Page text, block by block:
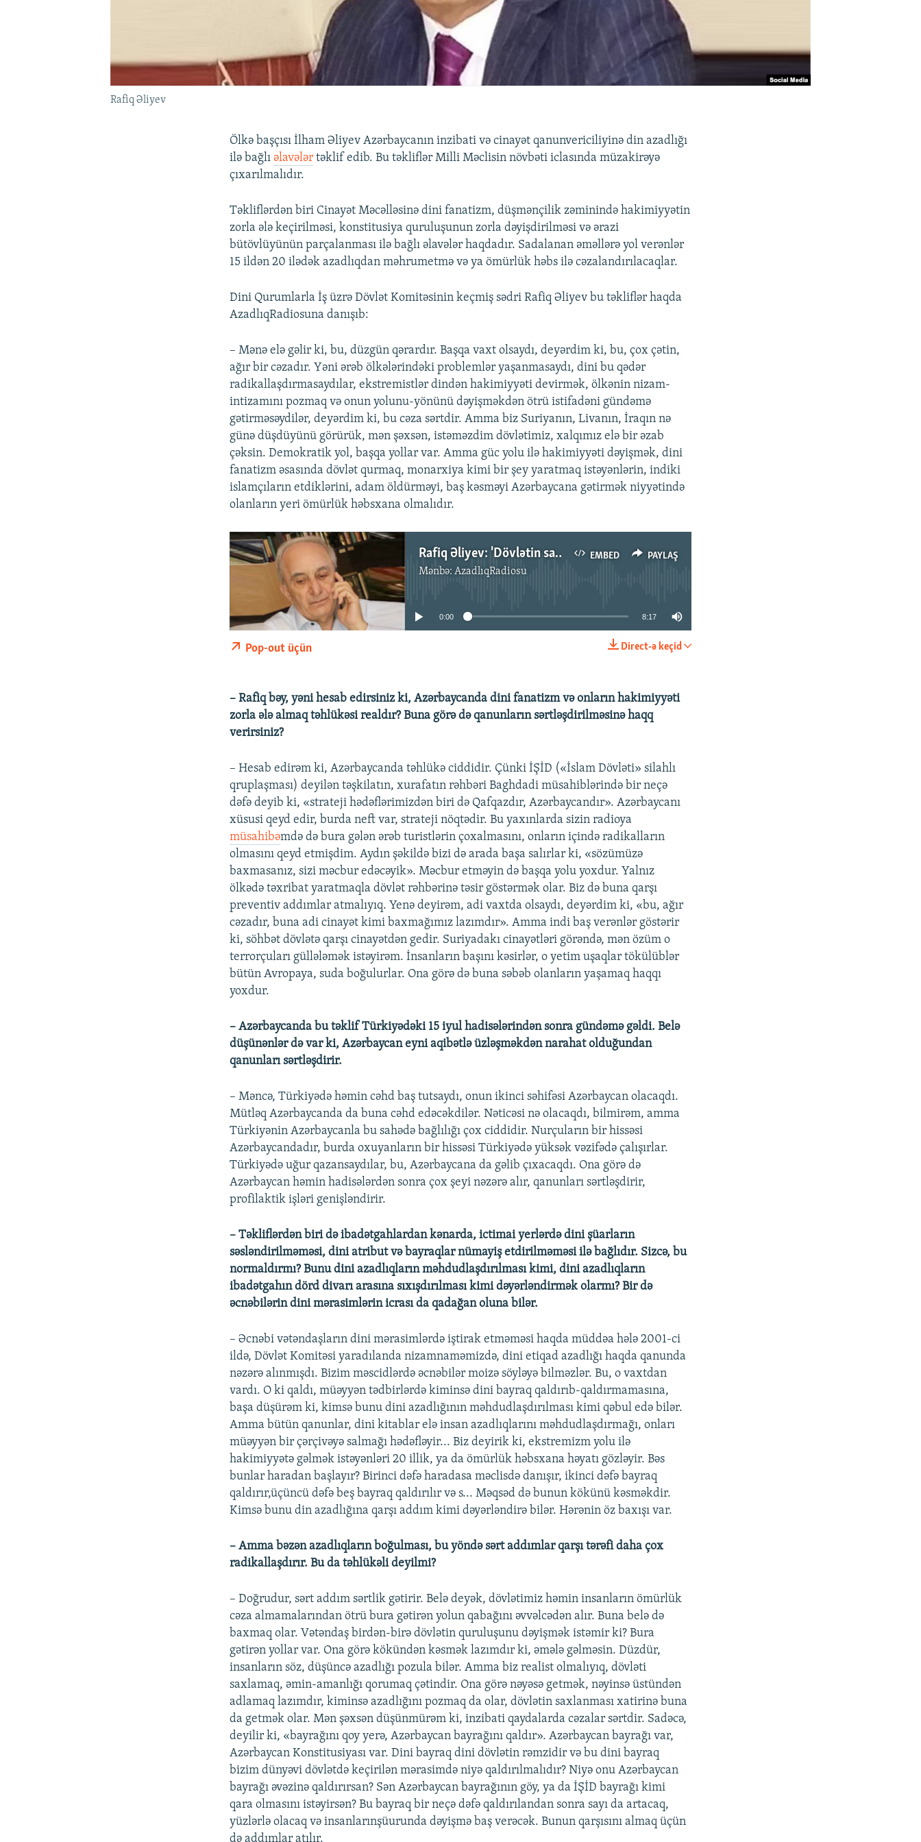
Rafiq Əliyev
Ölkə başçısı İlham Əliyev Azərbaycanın inzibati və cinayət qanunvericiliyinə din azadlığı
ilə bağlı əlavələr təklif edib. Bu təkliflər Milli Məclisin növbəti iclasında müzakirəyə
çıxarılmalıdır.
Təkliflərdən biri Cinayət Məcəlləsinə dini fanatizm, düşmənçilik zəminində hakimiyyətin
zorla ələ keçirilməsi, konstitusiya quruluşunun zorla dəyişdirilməsi və ərazi
bütövlüyünün parçalanması ilə bağlı əlavələr haqdadır. Sadalanan əməllərə yol verənlər
15 ildən 20 ilədək azadlıqdan məhrumetmə və ya ömürlük həbs ilə cəzalandırılacaqlar.
Dini Qurumlarla İş üzrə Dövlət Komitəsinin keçmiş sədri Rafiq Əliyev bu təkliflər haqda
AzadlıqRadiosuna danışıb:
– Mənə elə gəlir ki, bu, düzgün qərardır. Başqa vaxt olsaydı, deyərdim ki, bu, çox çətin,
ağır bir cəzadır. Yəni ərəb ölkələrindəki problemlər yaşanmasaydı, dini bu qədər
radikallaşdırmasaydılar, ekstremistlər dindən hakimiyyəti devirmək, ölkənin nizam-
intizamını pozmaq və onun yolunu-yönünü dəyişməkdən ötrü istifadəni gündəmə
gətirməsəydilər, deyərdim ki, bu cəza sərtdir. Amma biz Suriyanın, Livanın, İraqın nə
günə düşdüyünü görürük, mən şəxsən, istəməzdim dövlətimiz, xalqımız elə bir əzab
çəksin. Demokratik yol, başqa yollar var. Amma güc yolu ilə hakimiyyəti dəyişmək, dini
fanatizm əsasında dövlət qurmaq, monarxiya kimi bir şey yaratmaq istəyənlərin, indiki
islamçıların etdiklərini, adam öldürməyi, baş kəsməyi Azərbaycana gətirmək niyyətində
olanların yeri ömürlük həbsxana olmalıdır.
EMBED PAYLAŞ
Rafiq Əliyev: 'Dövlətin saxlanması xatirinə kiminsə azadlığını pozmaq da olar' [audio]
Mənbə:AzadlıqRadiosu
No media source currently available
0:00 8:17
Direct-ə keçid
Pop-out üçün
– Rafiq bəy, yəni hesab edirsiniz ki, Azərbaycanda dini fanatizm və onların hakimiyyəti
zorla ələ almaq təhlükəsi realdır? Buna görə də qanunların sərtləşdirilməsinə haqq
verirsiniz?
– Hesab edirəm ki, Azərbaycanda təhlükə ciddidir. Çünki İŞİD («İslam Dövləti» silahlı
qruplaşması) deyilən təşkilatın, xurafatın rəhbəri Baghdadi müsahiblərində bir neçə
dəfə deyib ki, «strateji hədəflərimizdən biri də Qafqazdır, Azərbaycandır». Azərbaycanı
xüsusi qeyd edir, burda neft var, strateji nöqtədir. Bu yaxınlarda sizin radioya
müsahibəmdə də bura gələn ərəb turistlərin çoxalmasını, onların içində radikalların
olmasını qeyd etmişdim. Aydın şəkildə bizi də arada başa salırlar ki, «sözümüzə
baxmasanız, sizi məcbur edəcəyik». Məcbur etməyin də başqa yolu yoxdur. Yalnız
ölkədə təxribat yaratmaqla dövlət rəhbərinə təsir göstərmək olar. Biz də buna qarşı
preventiv addımlar atmalıyıq. Yenə deyirəm, adi vaxtda olsaydı, deyərdim ki, «bu, ağır
cəzadır, buna adi cinayət kimi baxmağımız lazımdır». Amma indi baş verənlər göstərir
ki, söhbət dövlətə qarşı cinayətdən gedir. Suriyadakı cinayətləri görəndə, mən özüm o
terrorçuları güllələmək istəyirəm. İnsanların başını kəsirlər, o yetim uşaqlar tökülüblər
bütün Avropaya, suda boğulurlar. Ona görə də buna səbəb olanların yaşamaq haqqı
yoxdur.
– Azərbaycanda bu təklif Türkiyədəki 15 iyul hadisələrindən sonra gündəmə gəldi. Belə
düşünənlər də var ki, Azərbaycan eyni aqibətlə üzləşməkdən narahat olduğundan
qanunları sərtləşdirir.
– Məncə, Türkiyədə həmin cəhd baş tutsaydı, onun ikinci səhifəsi Azərbaycan olacaqdı.
Mütləq Azərbaycanda da buna cəhd edəcəkdilər. Nəticəsi nə olacaqdı, bilmirəm, amma
Türkiyənin Azərbaycanla bu sahədə bağlılığı çox ciddidir. Nurçuların bir hissəsi
Azərbaycandadır, burda oxuyanların bir hissəsi Türkiyədə yüksək vəzifədə çalışırlar.
Türkiyədə uğur qazansaydılar, bu, Azərbaycana da gəlib çıxacaqdı. Ona görə də
Azərbaycan həmin hadisələrdən sonra çox şeyi nəzərə alır, qanunları sərtləşdirir,
profilaktik işləri genişləndirir.
– Təkliflərdən biri də ibadətgahlardan kənarda, ictimai yerlərdə dini şüarların
səsləndirilməməsi, dini atribut və bayraqlar nümayiş etdirilməməsi ilə bağlıdır. Sizcə, bu
normaldırmı? Bunu dini azadlıqların məhdudlaşdırılması kimi, dini azadlıqların
ibadətgahın dörd divarı arasına sıxışdırılması kimi dəyərləndirmək olarmı? Bir də
əcnəbilərin dini mərasimlərin icrası da qadağan oluna bilər.
– Əcnəbi vətəndaşların dini mərasimlərdə iştirak etməməsi haqda müddəa hələ 2001-ci
ildə, Dövlət Komitəsi yaradılanda nizamnaməmizdə, dini etiqad azadlığı haqda qanunda
nəzərə alınmışdı. Bizim məscidlərdə əcnəbilər moizə söyləyə bilməzlər. Bu, o vaxtdan
vardı. O ki qaldı, müəyyən tədbirlərdə kiminsə dini bayraq qaldırıb-qaldırmamasına,
başa düşürəm ki, kimsə bunu dini azadlığının məhdudlaşdırılması kimi qəbul edə bilər.
Amma bütün qanunlar, dini kitablar elə insan azadlıqlarını məhdudlaşdırmağı, onları
müəyyən bir çərçivəyə salmağı hədəfləyir... Biz deyirik ki, ekstremizm yolu ilə
hakimiyyətə gəlmək istəyənləri 20 illik, ya da ömürlük həbsxana həyatı gözləyir. Bəs
bunlar haradan başlayır? Birinci dəfə haradasa məclisdə danışır, ikinci dəfə bayraq
qaldırır,üçüncü dəfə beş bayraq qaldırılır və s... Məqsəd də bunun kökünü kəsməkdir.
Kimsə bunu din azadlığına qarşı addım kimi dəyərləndirə bilər. Hərənin öz baxışı var.
– Amma bəzən azadlıqların boğulması, bu yöndə sərt addımlar qarşı tərəfi daha çox
radikallaşdırır. Bu da təhlükəli deyilmi?
– Doğrudur, sərt addım sərtlik gətirir. Belə deyək, dövlətimiz həmin insanların ömürlük
cəza almamalarından ötrü bura gətirən yolun qabağını əvvəlcədən alır. Buna belə də
baxmaq olar. Vətəndaş birdən-birə dövlətin quruluşunu dəyişmək istəmir ki? Bura
gətirən yollar var. Ona görə kökündən kəsmək lazımdır ki, əmələ gəlməsin. Düzdür,
insanların söz, düşüncə azadlığı pozula bilər. Amma biz realist olmalıyıq, dövləti
saxlamaq, əmin-amanlığı qorumaq çətindir. Ona görə nəyəsə getmək, nəyinsə üstündən
adlamaq lazımdır, kiminsə azadlığını pozmaq da olar, dövlətin saxlanması xatirinə buna
da getmək olar. Mən şəxsən düşünmürəm ki, inzibati qaydalarda cəzalar sərtdir. Sadəcə,
deyilir ki, «bayrağını qoy yerə, Azərbaycan bayrağını qaldır». Azərbaycan bayrağı var,
Azərbaycan Konstitusiyası var. Dini bayraq dini dövlətin rəmzidir və bu dini bayraq
bizim dünyəvi dövlətdə keçirilən mərasimdə niyə qaldırılmalıdır? Niyə onu Azərbaycan
bayrağı əvəzinə qaldırırsan? Sən Azərbaycan bayrağının göy, ya da İŞİD bayrağı kimi
qara olmasını istəyirsən? Bu bayraq bir neçə dəfə qaldırılandan sonra sayı da artacaq,
yüzlərlə olacaq və insanlarınşüurunda dəyişmə baş verəcək. Bunun qarşısını almaq üçün
də addımlar atılır.